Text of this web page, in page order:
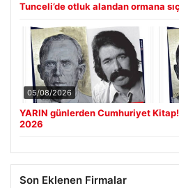
Tunceli’de otluk alandan ormana
05/08/2026
YARIN günlerden Cumhuriyet
2026
Son Eklenen Firmalar